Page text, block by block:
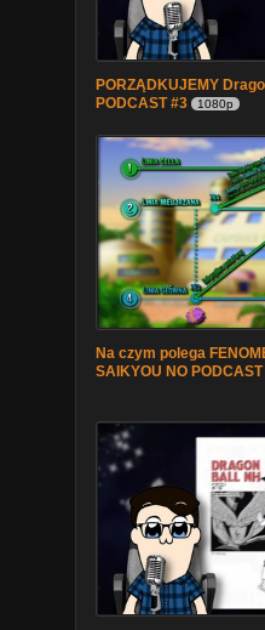
PORZĄDKUJEMY
PODCAST #3
1080p
Na czym polega
SAIKYOU NO